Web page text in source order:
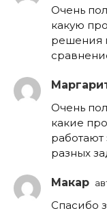
Очень
какую
решения
Очень
какие
разных
Макар
Спасибо